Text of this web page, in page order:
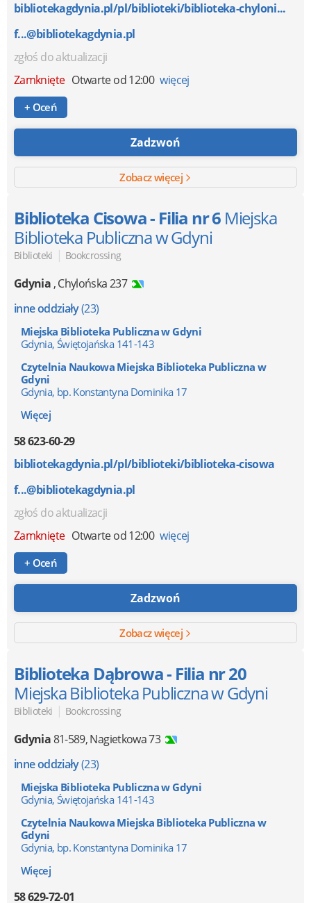
bibliotekagdynia.pl/pl/biblioteki/biblioteka-chyloni...
f...@bibliotekagdynia.pl
zgłoś do aktualizacji
Zamknięte Otwarte od 12:00 więcej
+ Oceń
Zadzwoń
Zobacz więcej
Biblioteka Cisowa - Filia nr 6 Miejska
Biblioteka Publiczna w Gdyni
Biblioteki | Bookcrossing
Gdynia ,Chylońska 237
inne oddziały(23)
Miejska Biblioteka Publiczna w Gdyni
Gdynia, Świętojańska 141-143
Czytelnia Naukowa Miejska Biblioteka Publiczna w
Gdyni
Gdynia, bp. Konstantyna Dominika 17
Więcej
58 623-60-29
bibliotekagdynia.pl/pl/biblioteki/biblioteka-cisowa
f...@bibliotekagdynia.pl
zgłoś do aktualizacji
Zamknięte Otwarte od 12:00 więcej
+ Oceń
Zadzwoń
Zobacz więcej
Biblioteka Dąbrowa - Filia nr 20
Miejska Biblioteka Publiczna w Gdyni
Biblioteki | Bookcrossing
Gdynia81-589,Nagietkowa 73
inne oddziały(23)
Miejska Biblioteka Publiczna w Gdyni
Gdynia, Świętojańska 141-143
Czytelnia Naukowa Miejska Biblioteka Publiczna w
Gdyni
Gdynia, bp. Konstantyna Dominika 17
Więcej
58 629-72-01